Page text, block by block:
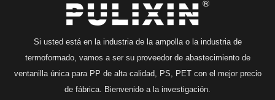
Si usted está en la industria de la ampolla o la industria de
termoformado, vamos a ser su proveedor de abastecimiento de
ventanilla única para PP de alta calidad, PS, PET con el mejor precio
de fábrica. Bienvenido a la investigación.